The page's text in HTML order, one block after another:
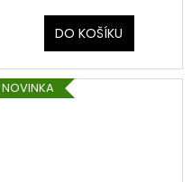
DO KOŠÍKU
NOVINKA